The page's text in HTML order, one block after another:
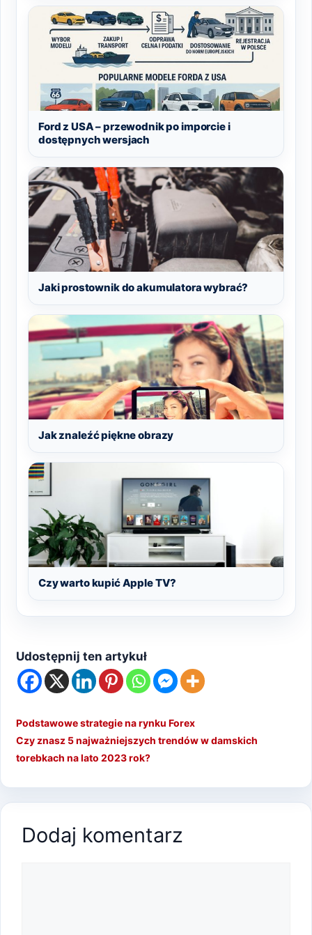
Ford z USA – przewodnik po imporcie i
dostępnych wersjach
Jaki prostownik do akumulatora wybrać?
Jak znaleźć piękne obrazy
Czy warto kupić Apple TV?
Udostępnij ten artykuł
Podstawowe strategie na rynku Forex
Czy znasz 5 najważniejszych trendów w damskich
torebkach na lato 2023 rok?
Dodaj komentarz